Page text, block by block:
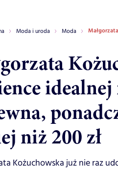
Moda i uroda Moda
idealnej
niż 200 zł
Kożuchowska już nie raz